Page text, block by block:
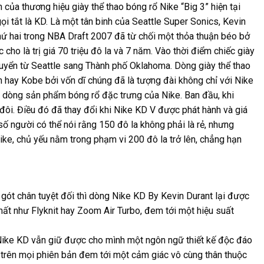
thương hiệu giày thể thao bóng rổ Nike “Big 3” hiện tại
tắt là KD. Là một tân binh của Seattle Super Sonics, Kevin
hai trong NBA Draft 2007 đã từ chối một thỏa thuận béo bở
là trị giá 70 triệu đô la và 7 năm. Vào thời điểm chiếc giày
từ Seattle sang Thành phố Oklahoma. Dòng giày thể thao
Kobe bởi vốn dĩ chúng đã là tượng đài không chỉ với Nike
sản phẩm bóng rổ đặc trưng của Nike. Ban đầu, khi
Điều đó đã thay đổi khi Nike KD V được phát hành và giá
người có thể nói rằng 150 đô la không phải là rẻ, nhưng
chủ yếu nằm trong phạm vi 200 đô la trở lên, chẳng hạn
chân tuyệt đối thì dòng Nike KD By Kevin Durant lại được
như Flyknit hay Zoom Air Turbo, đem tới một hiệu suất
KD vẫn giữ được cho mình một ngôn ngữ thiết kế độc đáo
mọi phiên bản đem tới một cảm giác vô cùng thân thuộc